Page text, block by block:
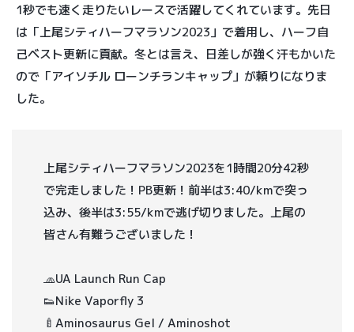
1秒でも速く走りたいレースで活躍してくれています。先日
は「上尾シティハーフマラソン2023」で着用し、ハーフ自
己ベスト更新に貢献。冬とは言え、日差しが強く汗もかいた
ので「アイソチル ローンチランキャップ」が頼りになりま
した。
上尾シティハーフマラソン2023を1時間20分42秒
で完走しました！PB更新！前半は3:40/kmで突っ
込み、後半は3:55/kmで逃げ切りました。上尾の
皆さん有難うございました！
🧢UA Launch Run Cap
👟Nike Vaporfly 3
🍼Aminosaurus Gel / Aminoshot